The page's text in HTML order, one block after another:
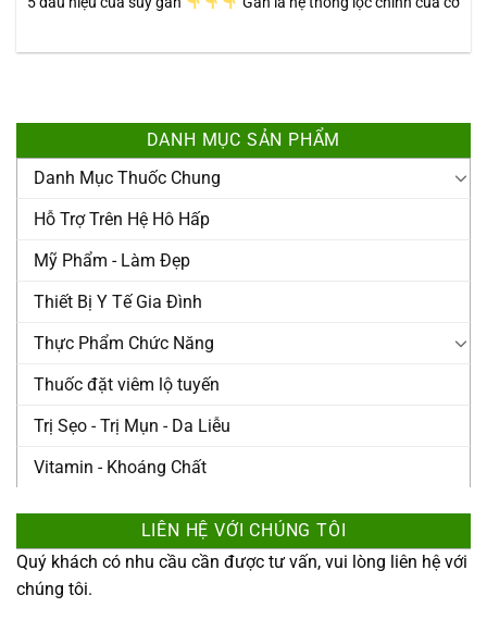
DANH MỤC SẢN PHẨM
Danh Mục Thuốc Chung
Hỗ Trợ Trên Hệ Hô Hấp
Mỹ Phẩm - Làm Đẹp
Thiết Bị Y Tế Gia Đình
Thực Phẩm Chức Năng
Thuốc đặt viêm lộ tuyến
Trị Sẹo - Trị Mụn - Da Liễu
Vitamin - Khoáng Chất
LIÊN HỆ VỚI CHÚNG TÔI
Quý khách có nhu cầu cần được tư vấn, vui lòng liên hệ với
chúng tôi.